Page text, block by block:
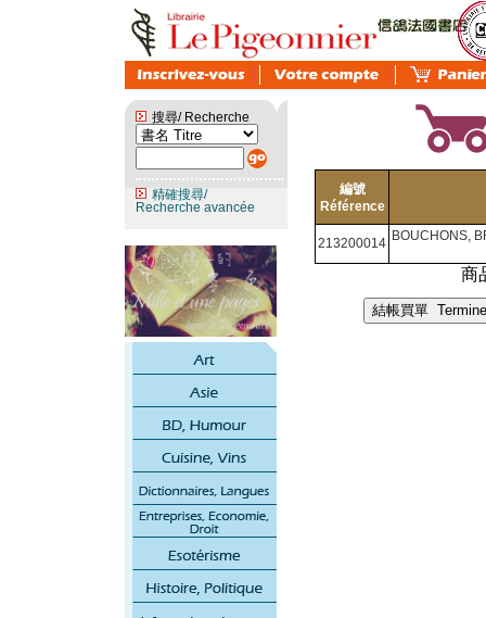
搜尋/ Recherche
精確搜尋/
Recherche avancée
編號
Référence
213200014 BOUCHONS,
商